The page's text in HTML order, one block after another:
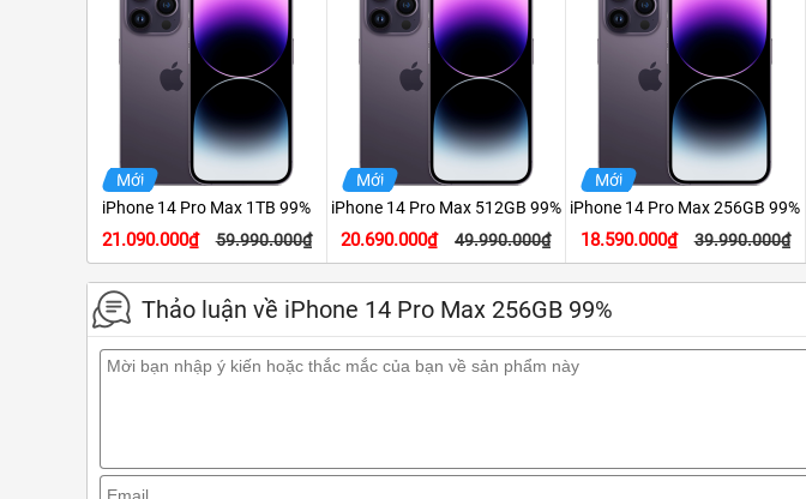
Mới
iPhone 14 Pro Max 1TB 99%
21.090.000₫ 59.990.000₫
Mới
iPhone 14 Pro Max 512GB 99%
20.690.000₫ 49.990.000₫
Mới
iPhone 14 Pro Max 256GB 99%
18.590.000₫ 39.990.000₫
Thảo luận về iPhone 14 Pro Max 256GB 99%